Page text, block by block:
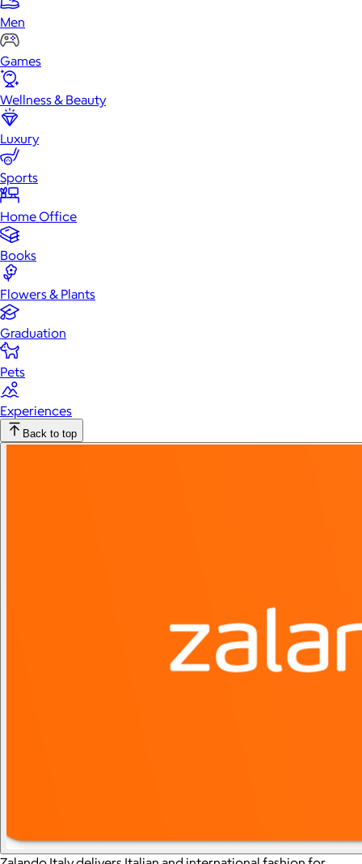
Men
Games
Wellness & Beauty
Luxury
Sports
Home Office
Books
Flowers & Plants
Graduation
Pets
Experiences
Back to top